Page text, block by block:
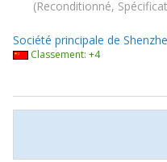
Reconditionné,
Société principale de
Classement: +4